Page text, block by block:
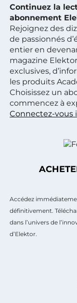
Continuez la
abonnement
Rejoignez des
de passionnés
entier en
magazine
exclusives,
les produits
Choisissez un
commencez à
Connectez-vous
Accédez
définitivement.
dans l’univers de
d’Elektor.